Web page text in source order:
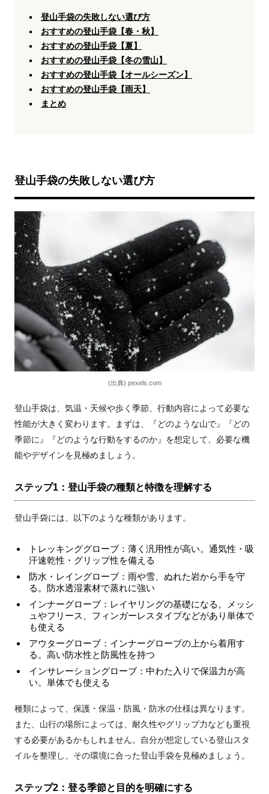
登山手袋の失敗しない選び方
おすすめの登山手袋【春・秋】
おすすめの登山手袋【夏】
おすすめの登山手袋【冬の雪山】
おすすめの登山手袋【オールシーズン】
おすすめの登山手袋【雨天】
まとめ
登山手袋の失敗しない選び方
(出典) pexels.com
登山手袋は、気温・天候や歩く季節、行動内容によって必要な
性能が大きく変わります。まずは、『どのような山で』『どの
季節に』『どのような行動をするのか』を想定して、必要な機
能やデザインを見極めましょう。
ステップ1：登山手袋の種類と特徴を理解する
登山手袋には、以下のような種類があります。
トレッキンググローブ：薄く汎用性が高い。通気性・吸
汗速乾性・グリップ性を備える
防水・レイングローブ：雨や雪、ぬれた岩から手を守
る。防水透湿素材で蒸れに強い
インナーグローブ：レイヤリングの基礎になる。メッシ
ュやフリース、フィンガーレスタイプなどがあり単体で
も使える
アウターグローブ：インナーグローブの上から着用す
る。高い防水性と防風性を持つ
インサレーショングローブ：中わた入りで保温力が高
い。単体でも使える
種類によって、保護・保温・防風・防水の仕様は異なります。
また、山行の場所によっては、耐久性やグリップ力なども重視
する必要があるかもしれません。自分が想定している登山スタ
イルを整理し、その環境に合った登山手袋を見極めましょう。
ステップ2：登る季節と目的を明確にする